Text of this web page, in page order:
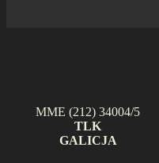
MME (212) 34004/5
TLK
GALICJA